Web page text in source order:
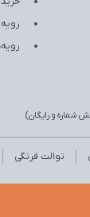
توالت فرنگی